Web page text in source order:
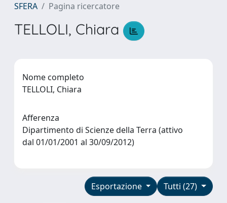
SFERA Pagina ricercatore
TELLOLI, Chiara
Nome completo
TELLOLI, Chiara
Afferenza
Dipartimento di Scienze della Terra (attivo
dal 01/01/2001 al 30/09/2012)
Tutti (27)
Esportazione